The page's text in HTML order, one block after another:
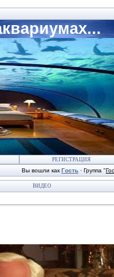
РЕГИСТРАЦИЯ
Вы вошли как Гость · Группа "
ВИДЕО